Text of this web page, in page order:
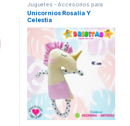
Juguetes - Accesorios para
Bebés Juguetes Artesanales
Unicornios Rosalía Y
Celestia